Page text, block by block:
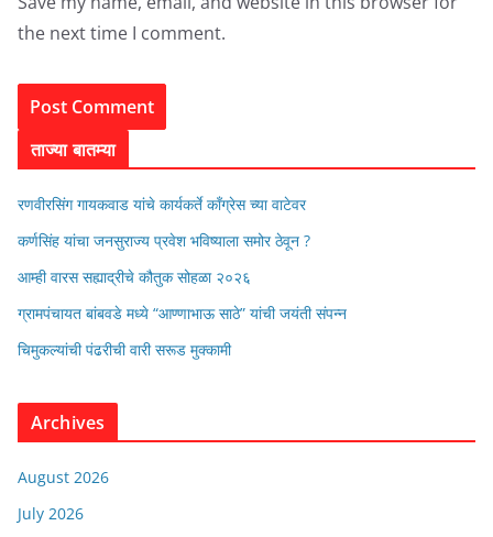
the next time I comment.
ताज्या बातम्या
रणवीरसिंग गायकवाड यांचे कार्यकर्ते कॉंग्रेस च्या वाटेवर
कर्णसिंह यांचा जनसुराज्य प्रवेश भविष्याला समोर ठेवून ?
आम्ही वारस सह्याद्रीचे कौतुक सोहळा २०२६
ग्रामपंचायत बांबवडे मध्ये “आण्णाभाऊ साठे” यांची जयंती संपन्न
चिमुकल्यांची पंढरीची वारी सरूड मुक्कामी
Archives
August 2026
July 2026